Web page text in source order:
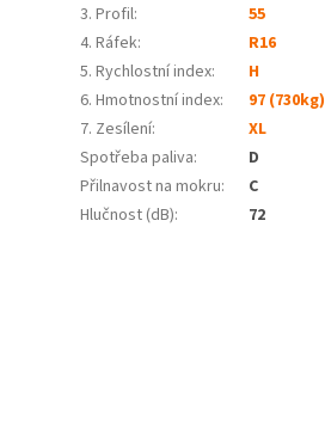
3. Profil:
55
4. Ráfek:
R16
5. Rychlostní index:
H
6. Hmotnostní index:
97 (730kg)
7. Zesílení:
XL
Spotřeba paliva:
D
Přilnavost na mokru:
C
Hlučnost (dB): 72